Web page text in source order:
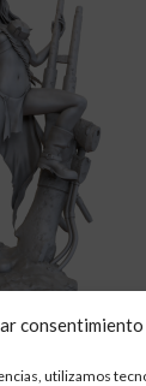
consentimiento
utilizamos